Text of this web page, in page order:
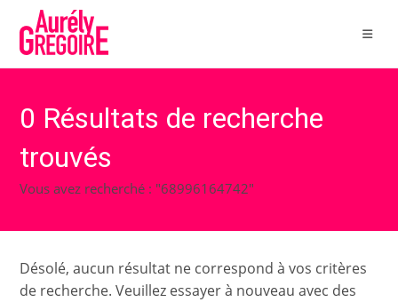
content
0 Résultats de recherche
trouvés
Vous avez recherché : "68996164742"
Désolé, aucun résultat ne correspond à vos critères
de recherche. Veuillez essayer à nouveau avec des